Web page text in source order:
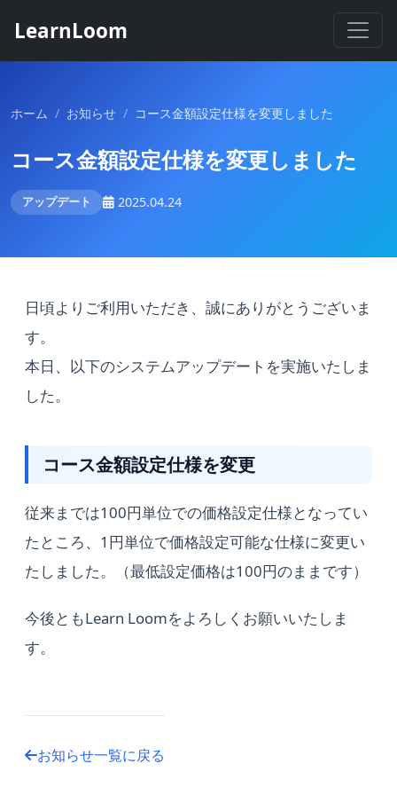
LearnLoom
ホーム / お知らせ / コース金額設定仕様を変更しました
コース金額設定仕様を変更しました
アップデート 2025.04.24
日頃よりご利用いただき、誠にありがとうございま
す。
本日、以下のシステムアップデートを実施いたしま
した。
コース金額設定仕様を変更
従来までは100円単位での価格設定仕様となってい
たところ、1円単位で価格設定可能な仕様に変更い
たしました。（最低設定価格は100円のままです）
今後ともLearn Loomをよろしくお願いいたしま
す。
お知らせ一覧に戻る